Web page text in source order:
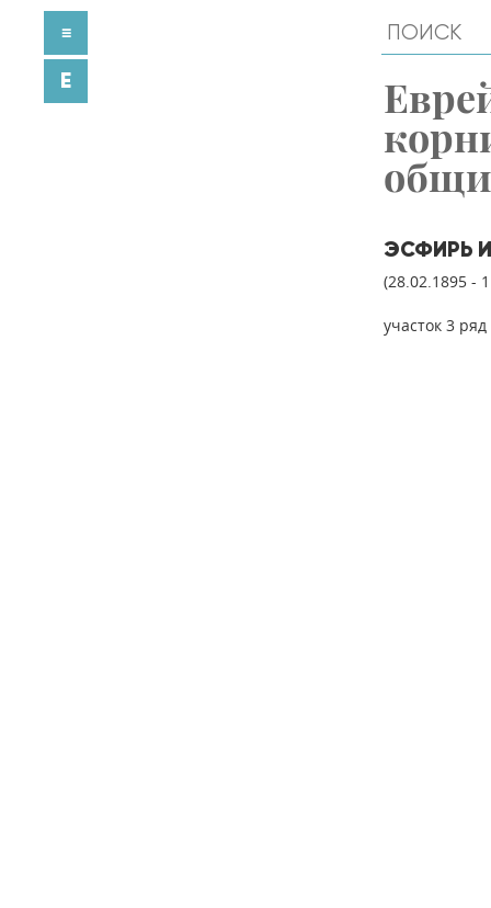
ЭСФИРЬ
(28.02.1895 -
участок 3
≡
E